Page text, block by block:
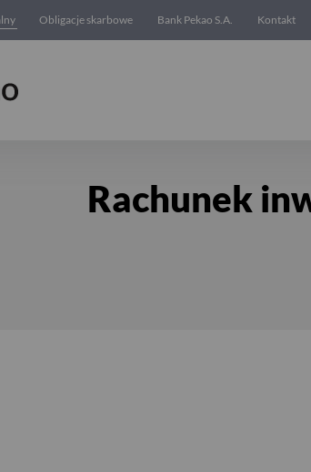
Obligacje skarbowe Bank Pekao S.A. Kontakt
dla firm
Rachunek